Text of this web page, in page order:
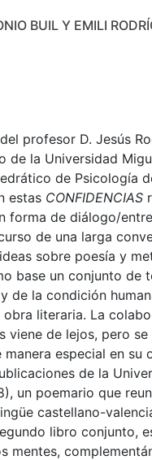
BUIL Y EMILI
profesor D. Jesús
de la Universidad
de Psicología
estas CONFIDENCIAS
forma de diálogo/
de una larga
sobre poesía y
base un conjunto de
de la condición
obra literaria. La
viene de lejos, pero
especial en su
de la
un poemario que
castellano-
libro conjunto,
mentes,